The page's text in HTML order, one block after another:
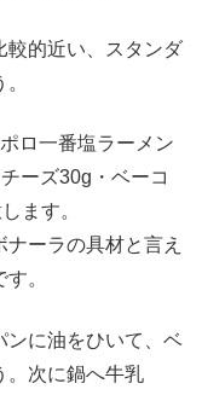
較的近い、スタンダ
ロ一番塩ラーメン
ーズ30g・ベーコ
ます。
ーラの具材と言え
。
ンに油をひいて、ベ
。次に鍋へ牛乳